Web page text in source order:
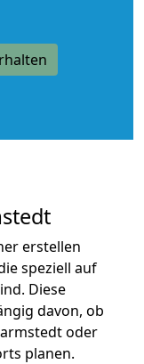
erstellen
speziell auf
Diese
davon, ob
oder
planen.